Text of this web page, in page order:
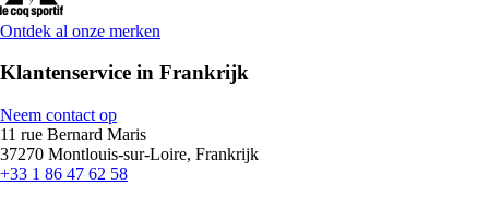
Ontdek al onze merken
Klantenservice in Frankrijk
Neem contact op
11 rue Bernard Maris
37270 Montlouis-sur-Loire, Frankrijk
+33 1 86 47 62 58